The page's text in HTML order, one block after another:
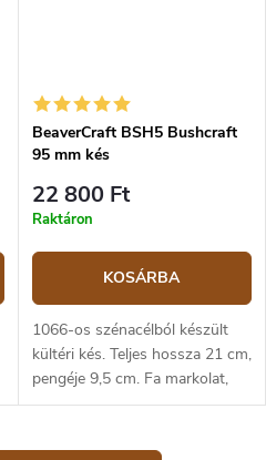
BeaverCraft BSH5 Bushcraft
95 mm kés
22 800 Ft
Raktáron
KOSÁRBA
1066-os szénacélból készült
kültéri kés. Teljes hossza 21 cm,
pengéje 9,5 cm. Fa markolat,
európai diófából készült.